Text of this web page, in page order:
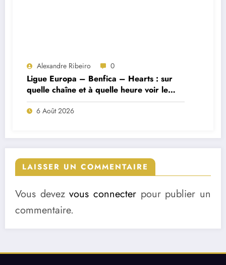
Alexandre Ribeiro 0
Ligue Europa – Benfica – Hearts : sur
quelle chaîne et à quelle heure voir le
match ?
6 Août 2026
LAISSER UN COMMENTAIRE
Vous devezvous connecter pour publier un
commentaire.